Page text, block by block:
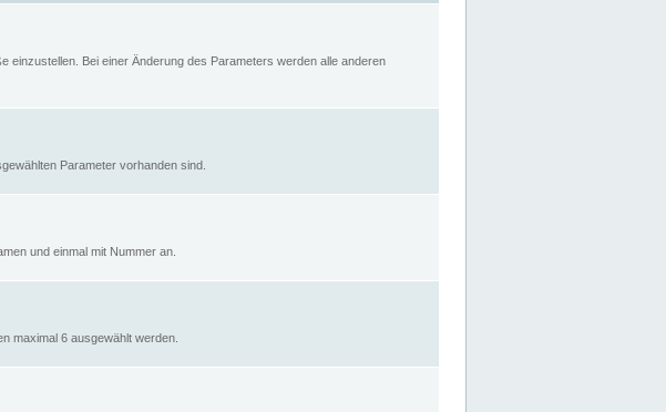
einzustellen. Bei einer Änderung des Parameters werden alle anderen
Parameter vorhanden sind.
und einmal mit Nummer an.
maximal 6 ausgewählt werden.